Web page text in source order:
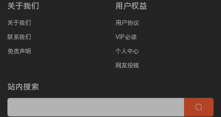
关于我们
关于我们
联系我们
免责声明
用户权益
用户协议
VIP必读
个人中心
网友投稿
站内搜索